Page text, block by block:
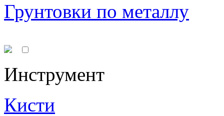
Грунтовки по металлу
Инструмент
Кисти